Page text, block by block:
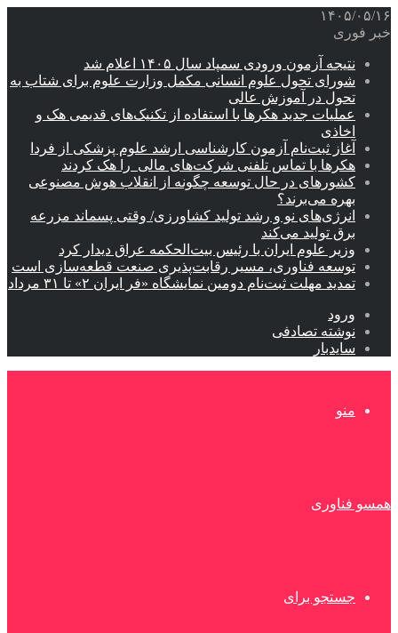
۱۴۰۵/۰۵/۱۶
خبر فوری
نتیجه آزمون ورودی سمپاد سال ۱۴۰۵ اعلام شد
شورای تحول علوم انسانی مکمل وزارت علوم برای شتاب به
تحول در آموزش عالی
عملیات جدید هکرها با استفاده از تکنیک‌های قدیمی هک و
اخاذی
آغاز ثبت‌نام‌ آزمون کارشناسی ارشد علوم پزشکی از فردا
هکرها با تماس تلفنی شرکت‌های مالی را هک کردند
کشورهای در حال توسعه چگونه از انقلاب هوش مصنوعی
بهره می‌برند؟
انرژی‌های نو و رشد تولید کشاورزی/ وقتی پسماند مزرعه‌
برق تولید می‌کند
وزیر علوم ایران با رئیس بیت‌الحکمه عراق دیدار کرد
توسعه فناوری، مسیر رقابت‌پذیری صنعت قطعه‌سازی است
تمدید مهلت ثبت‌نام دومین نمایشگاه «فر ایران ۲» تا ۳۱ مرداد
ورود
نوشته تصادفی
سایدبار
منو
همسو فناوری
جستجو برای